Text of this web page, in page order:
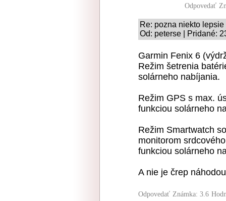
Odpovedať
Re: pozna niekto
Od: peterse | Pridané:
Garmin Fenix 6
Režim šetrenia
solárneho nabíjania.
Režim GPS s max.
funkciou solárneho
Režim Smartwatch
monitorom
funkciou solárneho
A nie je črep
Odpovedať Známka: 3.6